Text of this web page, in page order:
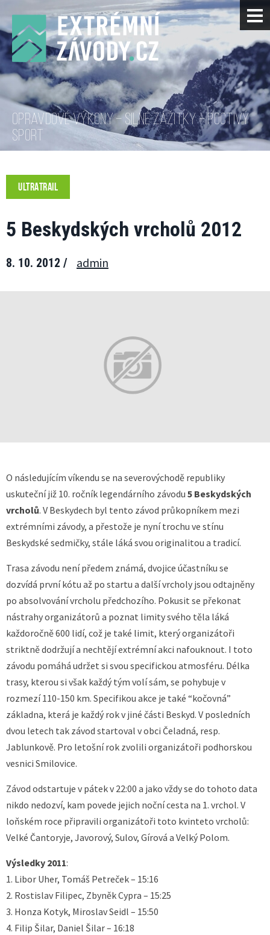
OPRAVDOVÉ VÝKONY – SILNÉ ZÁŽITKY – POCTIVÝ
SPORT
ULTRATRAIL
5 Beskydských vrcholů 2012
8. 10. 2012 / admin
O následujícím víkendu se na severovýchodě republiky
uskuteční již 10. ročník legendárního závodu 5 Beskydských
vrcholů. V Beskydech byl tento závod průkopníkem mezi
extrémními závody, a přestože je nyní trochu ve stínu
Beskydské sedmičky, stále láká svou originalitou a tradicí.
Trasa závodu není předem známá, dvojice účastníku se
dozvídá první kótu až po startu a další vrcholy jsou odtajněny
po absolvování vrcholu předchozího. Pokusit se překonat
nástrahy organizátorů a poznat limity svého těla láká
každoročně 600 lidí, což je také limit, který organizátoři
striktně dodržují a nechtějí extrémní akci nafouknout. I toto
závodu pomáhá udržet si svou specifickou atmosféru. Délka
trasy, kterou si však každý tým volí sám, se pohybuje v
rozmezí 110-150 km. Specifikou akce je také “kočovná”
základna, která je každý rok v jiné části Beskyd. V posledních
dvou letech tak závod startoval v obci Čeladná, resp.
Jablunkově. Pro letošní rok zvolili organizátoři podhorskou
vesnici Smilovice.
Závod odstartuje v pátek v 22:00 a jako vždy se do tohoto data
nikdo nedozví, kam povede jejich noční cesta na 1. vrchol. V
loňském roce připravili organizátoři toto kvinteto vrcholů:
Velké Čantoryje, Javorový, Sulov, Gírová a Velký Polom.
Výsledky 2011:
1. Libor Uher, Tomáš Petreček – 15:16
2. Rostislav Filipec, Zbyněk Cypra – 15:25
3. Honza Kotyk, Miroslav Seidl – 15:50
4. Filip Šilar, Daniel Šilar – 16:18